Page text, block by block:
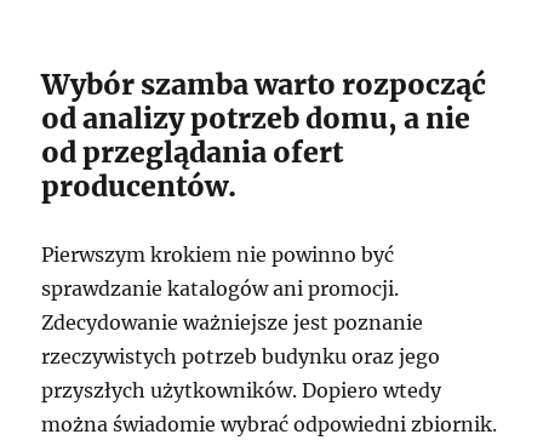
Wybór szamba warto rozpocząć
od analizy potrzeb domu, a nie
od przeglądania ofert
producentów.
Pierwszym krokiem nie powinno być
sprawdzanie katalogów ani promocji.
Zdecydowanie ważniejsze jest poznanie
rzeczywistych potrzeb budynku oraz jego
przyszłych użytkowników. Dopiero wtedy
można świadomie wybrać odpowiedni zbiornik.